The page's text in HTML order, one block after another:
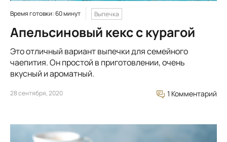
Время готовки: 60 минут Выпечка
Апельсиновый кекс с курагой
Это отличный вариант выпечки для семейного
чаепития. Он простой в приготовлении, очень
вкусный и ароматный.
28 сентября, 2020 1 Комментарий